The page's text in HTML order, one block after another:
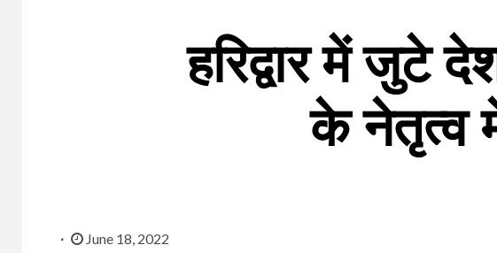
हरिद्वार में जुटे
के नेतृत्व
June 18, 2022